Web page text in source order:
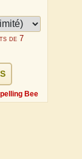
de 7
Bee